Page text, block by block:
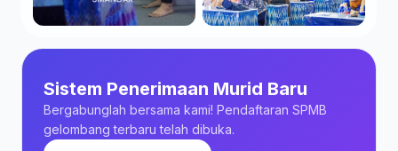
Sistem Penerimaan Murid Baru
Bergabunglah bersama kami! Pendaftaran SPMB
gelombang terbaru telah dibuka.